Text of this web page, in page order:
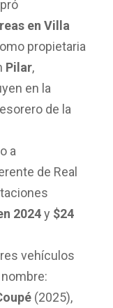
en Villa
propietaria
Pilar,
en la
de la
a
de Real
2024y $24
vehículos
(2025),